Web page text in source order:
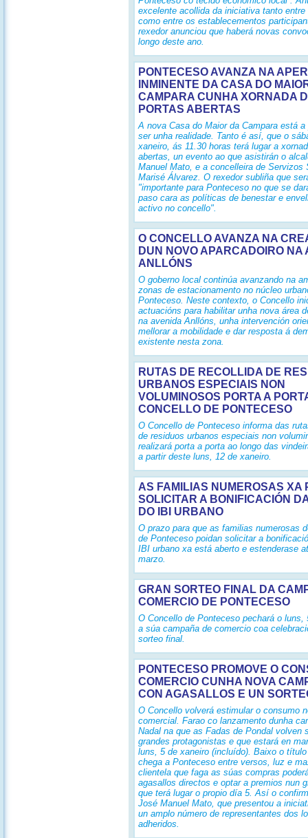
excelente acollida da iniciativa tanto
como entre os establecementos
rexedor anunciou que haberá novas
longo deste ano.
PONTECESO AVANZA NA
INMINENTE DA CASA DO
CAMPARA CUNHA XORNADA
PORTAS ABERTAS
A nova Casa do Maior da Campara está a
ser unha realidade. Tanto é así, que o
xaneiro, ás 11.30 horas terá lugar a
abertas, un evento ao que asistirán o
Manuel Mato, e a concelleira de Servizos
Marisé Álvarez. O rexedor subliña que
"importante para Ponteceso no que se
paso cara as políticas de benestar e
activo no concello".
O CONCELLO AVANZA NA
DUN NOVO APARCADOIRO NA
ANLLÓNS
O goberno local continúa avanzando na
zonas de estacionamento no núcleo
Ponteceso. Neste contexto, o Concello
actuacións para habilitar unha nova área
na avenida Anllóns, unha intervención
mellorar a mobilidade e dar resposta á
existente nesta zona.
RUTAS DE RECOLLIDA DE
URBANOS ESPECIAIS NON
VOLUMINOSOS PORTA A
CONCELLO DE PONTECESO
O Concello de Ponteceso informa das
de residuos urbanos especiais non
realizará porta a porta ao longo das
a partir deste luns, 12 de xaneiro.
AS FAMILIAS NUMEROSAS XA
SOLICITAR A BONIFICACIÓN
DO IBI URBANO
O prazo para que as familias numerosas
de Ponteceso poidan solicitar a
IBI urbano xa está aberto e estenderase
marzo.
GRAN SORTEO FINAL DA
COMERCIO DE PONTECESO
O Concello de Ponteceso pechará o luns,
a súa campaña de comercio coa
sorteo final.
PONTECESO PROMOVE O
COMERCIO CUNHA NOVA
CON AGASALLOS E UN
O Concello volverá estimular o consumo
comercial. Farao co lanzamento dunha
Nadal na que as Fadas de Pondal volven
grandes protagonistas e que estará en
luns, 5 de xaneiro (incluído). Baixo o
chega a Ponteceso entre versos, luz e
clientela que faga as súas compras
agasallos directos e optar a premios nun
que terá lugar o propio día 5. Así o
José Manuel Mato, que presentou a
un amplo número de representantes dos
adheridos.